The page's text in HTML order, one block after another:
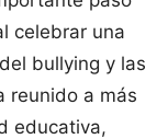
celebrar una
bullying y las
reunido a más
educativa,